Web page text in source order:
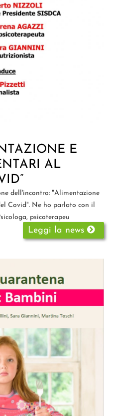
E
AL
dell'incontro: "Alimentazione
Covid". Ne ho parlato con il
psicoterapeu
Leggi la news